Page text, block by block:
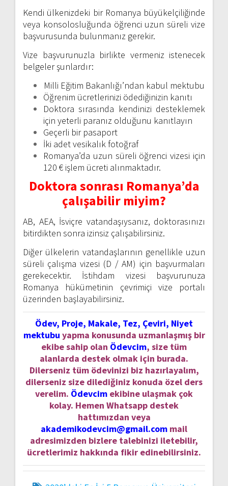
Kendi ülkenizdeki bir Romanya büyükelçiliğinde
veya konsolosluğunda öğrenci uzun süreli vize
başvurusunda bulunmanız gerekir.
Vize başvurunuzla birlikte vermeniz istenecek
belgeler şunlardır:
Milli Eğitim Bakanlığı’ndan kabul mektubu
Öğrenim ücretlerinizi ödediğinizin kanıtı
Doktora sırasında kendinizi desteklemek
için yeterli paranız olduğunu kanıtlayın
Geçerli bir pasaport
İki adet vesikalık fotoğraf
Romanya’da uzun süreli öğrenci vizesi için
120 € işlem ücreti alınmaktadır.
Doktora sonrası Romanya’da
çalışabilir miyim?
AB, AEA, İsviçre vatandaşıysanız, doktorasınızı
bitirdikten sonra izinsiz çalışabilirsiniz.
Diğer ülkelerin vatandaşlarının genellikle uzun
süreli çalışma vizesi (D / AM) için başvurmaları
gerekecektir. İstihdam vizesi başvurunuza
Romanya hükümetinin çevrimiçi vize portalı
üzerinden başlayabilirsiniz.
Ödev, Proje, Makale, Tez, Çeviri, Niyet
mektubu yapma konusunda uzmanlaşmış bir
ekibe sahip olan Ödevcim, size tüm
alanlarda destek olmak için burada.
Dilerseniz tüm ödevinizi biz hazırlayalım,
dilerseniz size dilediğiniz konuda özel ders
verelim. Ödevcim ekibine ulaşmak çok
kolay. Hemen Whatsapp destek
hattımızdan veya
akademikodevcim@gmail.com mail
adresimizden bizlere talebinizi iletebilir,
ücretlerimiz hakkında fikir edinebilirsiniz.